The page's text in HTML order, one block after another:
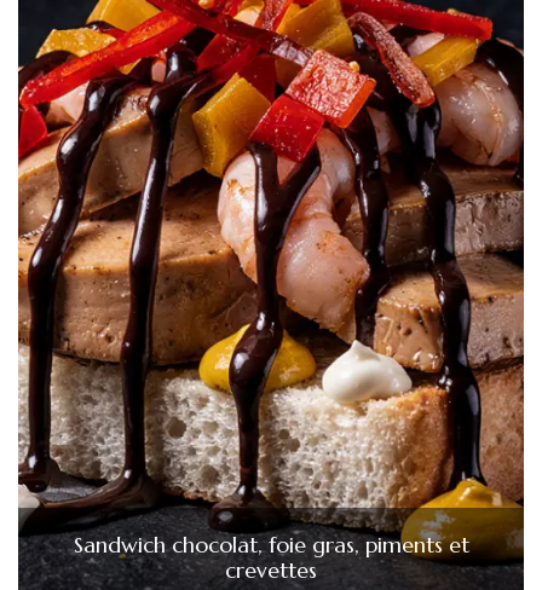
Sandwich chocolat, foie gras, piments et
crevettes